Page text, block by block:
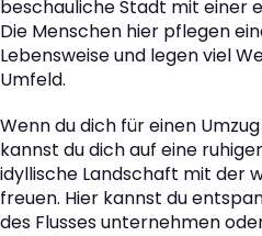
beschauliche Stadt mit einer
Die Menschen hier pflegen
Lebensweise und legen viel
Umfeld.
Wenn du dich für einen
kannst du dich auf eine
idyllische Landschaft mit der
freuen. Hier kannst du
des Flusses unternehmen